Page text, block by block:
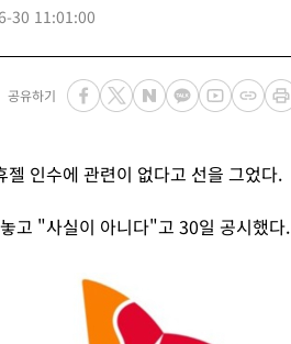
30 11:01:00
공유하기
인수에 관련이 없다고 선을 그었다.
고 "사실이 아니다"고 30일 공시했다.